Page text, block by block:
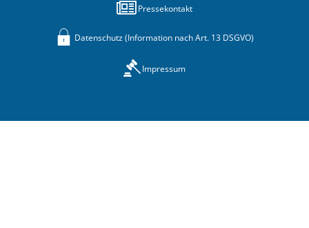
Pressekontakt
Datenschutz (Information nach Art. 13 DSGVO)
Impressum